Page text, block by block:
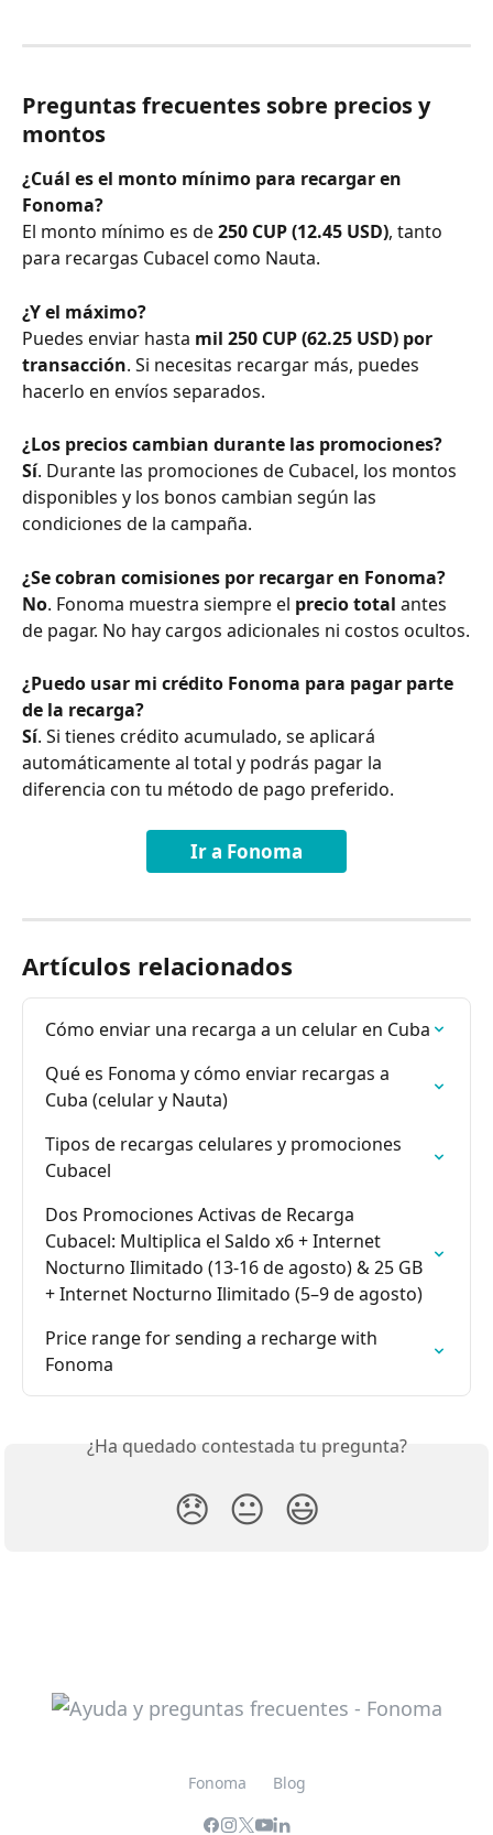
Preguntas frecuentes sobre precios y
montos
¿Cuál es el monto mínimo para recargar en
Fonoma?
El monto mínimo es de 250 CUP (12.45 USD), tanto
para recargas Cubacel como Nauta.
¿Y el máximo?
Puedes enviar hasta mil 250 CUP (62.25 USD) por
transacción. Si necesitas recargar más, puedes
hacerlo en envíos separados.
¿Los precios cambian durante las promociones?
Sí. Durante las promociones de Cubacel, los montos
disponibles y los bonos cambian según las
condiciones de la campaña.
¿Se cobran comisiones por recargar en Fonoma?
No. Fonoma muestra siempre el precio total antes
de pagar. No hay cargos adicionales ni costos ocultos.
¿Puedo usar mi crédito Fonoma para pagar parte
de la recarga?
Sí. Si tienes crédito acumulado, se aplicará
automáticamente al total y podrás pagar la
diferencia con tu método de pago preferido.
Ir a Fonoma
Artículos relacionados
Cómo enviar una recarga a un celular en Cuba
Qué es Fonoma y cómo enviar recargas a
Cuba (celular y Nauta)
Tipos de recargas celulares y promociones
Cubacel
Dos Promociones Activas de Recarga
Cubacel: Multiplica el Saldo x6 + Internet
Nocturno Ilimitado (13-16 de agosto) & 25 GB
+ Internet Nocturno Ilimitado (5–9 de agosto)
Price range for sending a recharge with
Fonoma
¿Ha quedado contestada tu pregunta?
😞 😐 😃
Fonoma Blog